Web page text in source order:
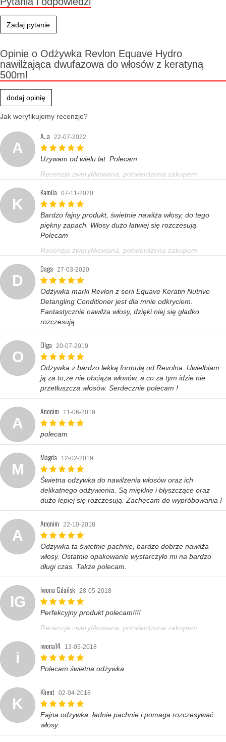
Zadaj pytanie
Opinie o Odżywka Revlon Equave Hydro
nawilżająca dwufazowa do włosów z keratyną
500ml
dodaj opinię
Jak weryfikujemy recenzje?
A
A..a 22-07-2022
Używam od wielu lat. Polecam
Recenzja zweryfikowana, potwierdzona zakupem
K
Kamila 07-11-2020
Bardzo fajny produkt, świetnie nawilża włosy, do tego
piękny zapach. Włosy dużo łatwiej się rozczesują.
Polecam
Recenzja zweryfikowana, potwierdzona zakupem
D
Daga 27-03-2020
Odżywka marki Revlon z serii Equave Keratin Nutrive
Detangling Conditioner jest dla mnie odkryciem.
Fantastycznie nawilża włosy, dzięki niej się gładko
rozczesują.
O
Olga 20-07-2019
Odżywka z bardzo lekką formułą od Revolna. Uwielbiam
ją za to,że nie obciąża włosów, a co za tym idzie nie
przetłuszcza włosów. Serdecznie polecam !
A
Anonim 11-06-2019
polecam
M
Magda 12-02-2019
Świetna odżywka do nawilżenia włosów oraz ich
delikatnego odżywienia. Są miękkie i błyszczące oraz
dużo lepiej się rozczesują. Zachęcam do wypróbowania !
A
Anonim 22-10-2018
Odzywka ta świetnie pachnie, bardzo dobrze nawilża
włosy. Ostatnie opakowanie wystarczyło mi na bardzo
długi czas. Także polecam.
IG
Iwona Gdańsk 28-05-2018
Perfekcyjny produkt polecam!!!!
Recenzja zweryfikowana, potwierdzona zakupem
i
iwona14 13-05-2018
Polecam świetna odżywka
K
Klient 02-04-2018
Fajna odżywka, ładnie pachnie i pomaga rozczesywać
włosy.